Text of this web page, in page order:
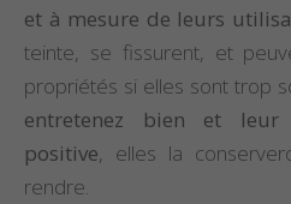
et à mesure de leurs
teinte, se fissurent, et
propriétés si elles sont trop
entretenez bien et leur
positive, elles la
rendre.